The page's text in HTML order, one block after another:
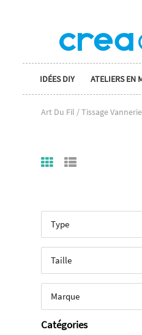
IDÉES DIY ATELIERS EN
Art Du Fil / Tissage
Type
Taille
Marque
Catégories